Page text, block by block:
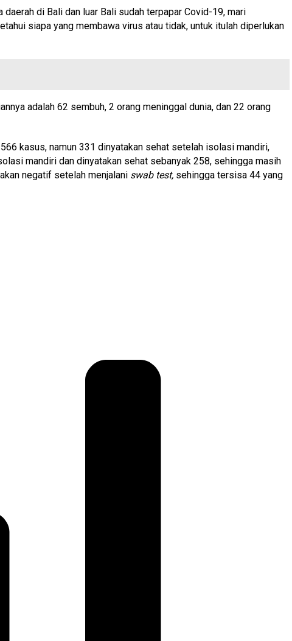
di Bali dan luar Bali sudah terpapar Covid-19, mari
siapa yang membawa virus atau tidak, untuk itulah diperlukan
adalah 62 sembuh, 2 orang meninggal dunia, dan 22 orang
kasus, namun 331 dinyatakan sehat setelah isolasi mandiri,
mandiri dan dinyatakan sehat sebanyak 258, sehingga masih
negatif setelah menjalani swab test, sehingga tersisa 44 yang